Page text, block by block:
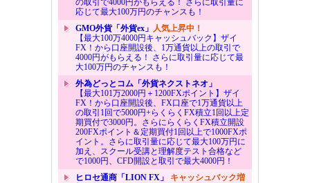
の取引で4000円がもらえる！ さらに取引量に
応じて最大100万円のチャンスも！
GMO外貨「外貨ex」 人気上昇中！
【最大100万4000円キャッシュバック】ザイ
FX！から口座開設後、1万通貨以上の取引で
4000円がもらえる！ さらに取引量に応じて最
大100万円のチャンスも！
外為どっとコム「外貨ネクストネオ」
【最大101万2000円＋1200FXポイント】ザイ
FX！から口座開設後、FX口座で1万通貨以上
の取引1回で5000円+らくらくFX積立1回以上定
期買付で3000円。さらにらくらくFX積立開設
200FXポイント＆定期買付1回以上で1000FXポ
イント。さらに取引量に応じて最大100万円に
加え、スクール受講と理解度テスト合格など
で1000円、CFD開設と取引で最大4000円！
ヒロセ通商「LION FX」 キャッシュバック増